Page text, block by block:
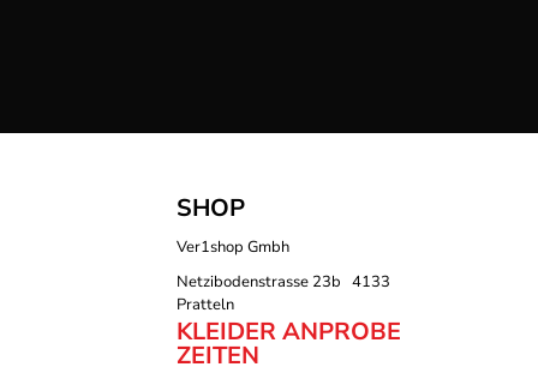
SHOP
Ver1shop Gmbh
Netzibodenstrasse 23b 4133
Pratteln
KLEIDER ANPROBE
ZEITEN